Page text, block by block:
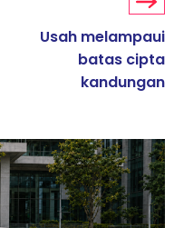
Usah melampaui
batas cipta
kandungan